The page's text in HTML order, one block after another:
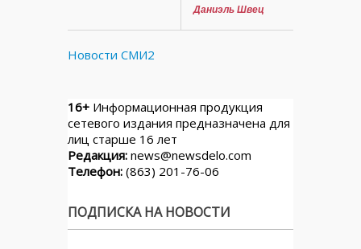
Даниэль Швец
Новости СМИ2
16+ Информационная продукция
сетевого издания предназначена для
лиц старше 16 лет
Редакция: news@newsdelo.com
Телефон: (863) 201-76-06
ПОДПИСКА НА НОВОСТИ